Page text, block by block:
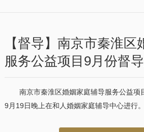
【督导】南京市秦淮区
服务公益项目9月份督
南京市秦淮区婚姻家庭辅导服务公益项
9月19日晚上在和人婚姻家庭辅导中心进行。